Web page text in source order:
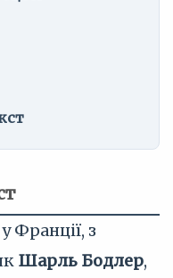
Франції, з
Шарль Бодлер,